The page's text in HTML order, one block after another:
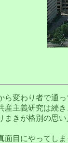
ら変わり者で通
産主義研究は続
まきが格別の思
面目にやってし